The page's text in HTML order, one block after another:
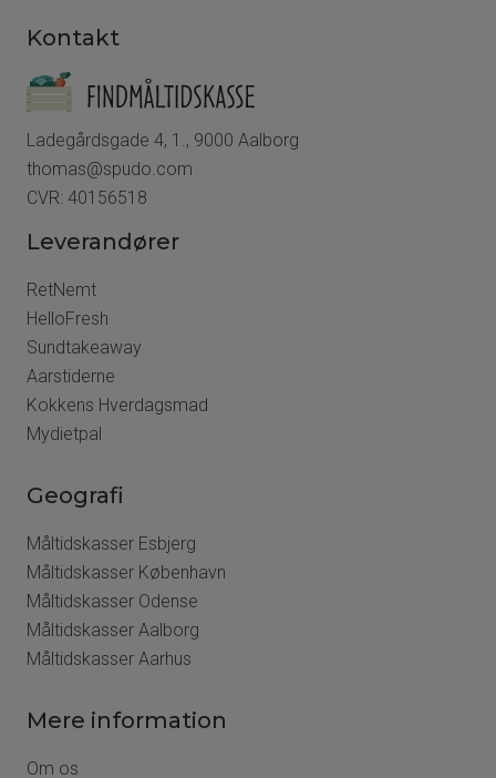
Kontakt
Ladegårdsgade 4, 1., 9000 Aalborg
thomas@spudo.com
CVR: 40156518
Leverandører
RetNemt
HelloFresh
Sundtakeaway
Aarstiderne
Kokkens Hverdagsmad
Mydietpal
Geografi
Måltidskasser Esbjerg
Måltidskasser København
Måltidskasser Odense
Måltidskasser Aalborg
Måltidskasser Aarhus
Mere information
Om os